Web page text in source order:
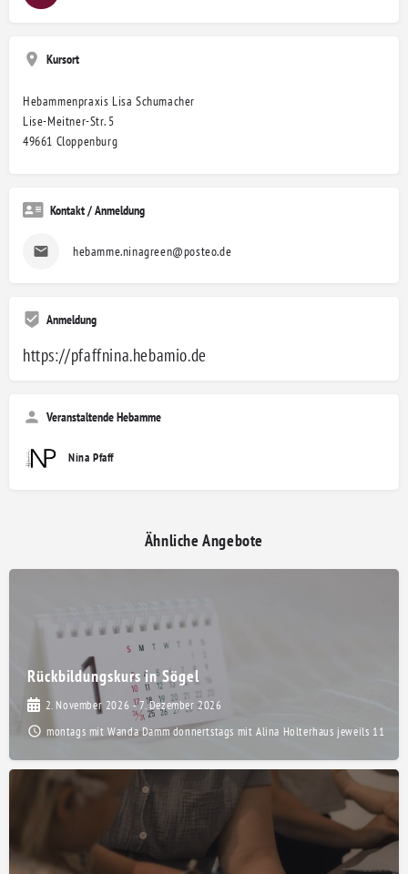
Kursort
Hebammenpraxis Lisa Schumacher
Lise-Meitner-Str. 5
49661 Cloppenburg
Kontakt / Anmeldung
hebamme.ninagreen@posteo.de
Anmeldung
https://pfaffnina.hebamio.de
Veranstaltende Hebamme
Nina Pfaff
Ähnliche Angebote
Rückbildungskurs in Sögel
2. November 2026 - 7. Dezember 2026
montags mit Wanda Damm donnertstags mit Alina Holterhaus jeweils 11:15-